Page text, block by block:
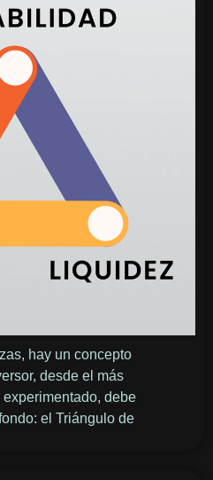
hay un concepto
desde el más
debe
el Triángulo de